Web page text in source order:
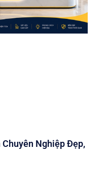
Nghiệp Đẹp,